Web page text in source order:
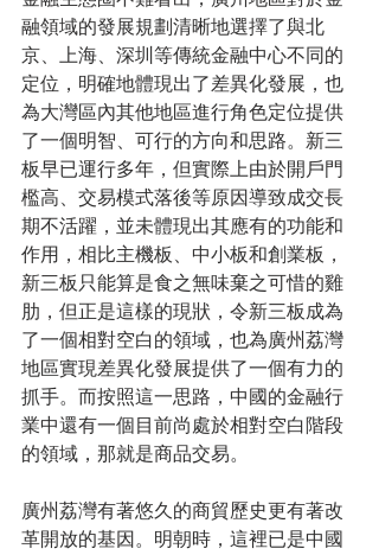
融領域的發展規劃清晰地選擇了與北
京、上海、深圳等傳統金融中心不同的
定位，明確地體現出了差異化發展，也
為大灣區內其他地區進行角色定位提供
了一個明智、可行的方向和思路。新三
板早已運行多年，但實際上由於開戶門
檻高、交易模式落後等原因導致成交長
期不活躍，並未體現出其應有的功能和
作用，相比主機板、中小板和創業板，
新三板只能算是食之無味棄之可惜的雞
肋，但正是這樣的現狀，令新三板成為
了一個相對空白的領域，也為廣州荔灣
地區實現差異化發展提供了一個有力的
抓手。而按照這一思路，中國的金融行
業中還有一個目前尚處於相對空白階段
的領域，那就是商品交易。
廣州荔灣有著悠久的商貿歷史更有著改
革開放的基因。明朝時，這裡已是中國